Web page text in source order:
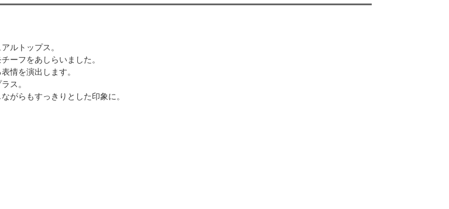
ルトップス。
ーフをあしらいました。
情を演出します。
ス。
がらもすっきりとした印象に。